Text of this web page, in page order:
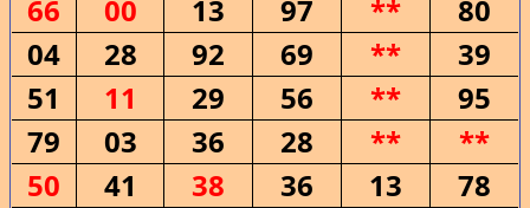
66
00 13 97 **
80
04
28 92 69 **
39
51
11 29 56 **
95
79
03 36 28 **
**
50
41 38 36 13
78